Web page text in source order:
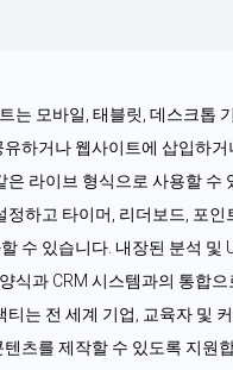
는 모바일, 태블릿, 데스크톱
하거나 웹사이트에 삽입하
라이브 형식으로 사용할 수
하고 타이머, 리더보드, 포인
수 있습니다. 내장된 분석 및
식과 CRM 시스템과의 통합
는 전 세계 기업, 교육자 및
츠를 제작할 수 있도록 지원